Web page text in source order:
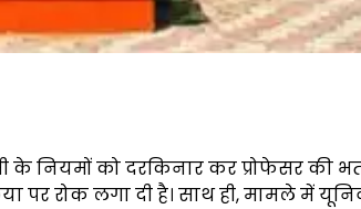
के नियमों को दरकिनार कर प्रोफेसर की
पर रोक लगा दी है। साथ ही, मामले में